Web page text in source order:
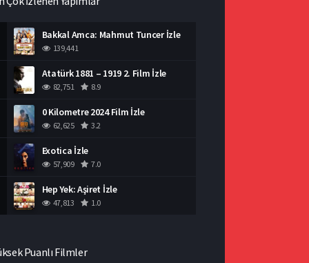
Bakkal Amca: Mahmut Tuncer İzle
139,441
Atatürk 1881 – 1919 2. Film İzle
82,751 8.9
0 Kilometre 2024 Film İzle
62,625 3.2
Exotica İzle
57,909 7.0
Hep Yek: Aşiret İzle
47,813 1.0
Puanlı Filmler